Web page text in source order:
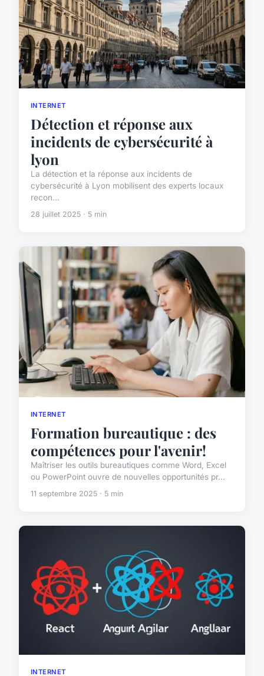
INTERNET
Détection et réponse aux
incidents de cybersécurité à
lyon
La détection et la réponse aux incidents de
cybersécurité à Lyon mobilisent des experts locaux
recon...
28 juillet 2025 · 5 min
INTERNET
Formation bureautique : des
compétences pour l'avenir!
Maîtriser les outils bureautiques comme Word, Excel
ou PowerPoint ouvre de nouvelles opportunités pr...
11 septembre 2025 · 5 min
INTERNET